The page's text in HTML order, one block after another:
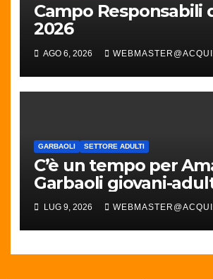
Campo Responsabili
2026
AGO 6, 2026
GARBAOLI SETTORE ADULTI
C’è un tempo per
Garbaoli giovani-
LUG 9, 2026